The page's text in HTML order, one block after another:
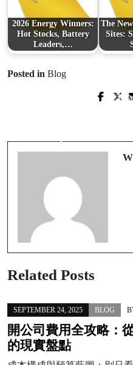
2026 Energy Winners:
Hot Stocks, Battery
Leaders,…
The
Sites:
Posted in Blog
Related Posts
SEPTEMBER 24, 2025 BLOG
開公司費用全攻略：
的現實盤點